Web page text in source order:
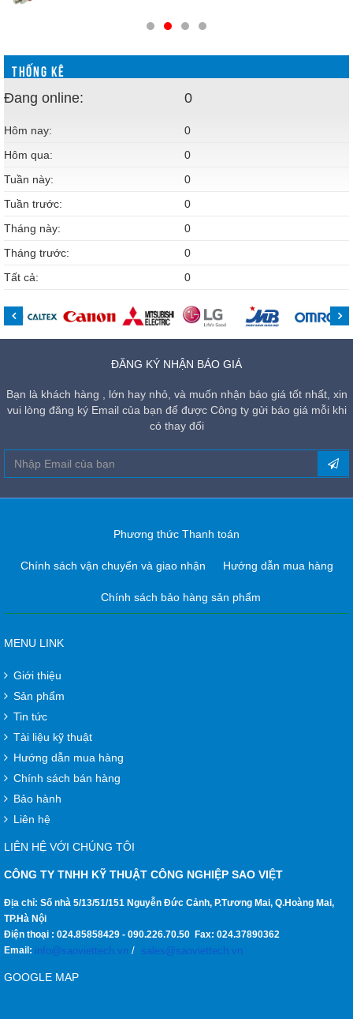
THỐNG KÊ
Đang online: 0
Hôm nay:
0
Hôm qua:
0
Tuần này:
0
Tuần trước:
0
Tháng này:
0
Tháng trước:
0
Tất cả:
0
ĐĂNG KÝ NHẬN BÁO GIÁ
Bạn là khách hàng , lớn hay nhỏ, và muốn nhận báo giá tốt nhất, xin
vui lòng đăng ký Email của bạn để được Công ty gửi báo giá mỗi khi
có thay đổi
Phương thức Thanh toán
Chính sách vận chuyển và giao nhận Hướng dẫn mua hàng
Chính sách bảo hàng sản phẩm
MENU LINK
Giới thiệu
Sản phẩm
Tin tức
Tài liệu kỹ thuật
Hướng dẫn mua hàng
Chính sách bán hàng
Bảo hành
Liên hệ
LIÊN HỆ VỚI CHÚNG TÔI
CÔNG TY TNHH KỸ THUẬT CÔNG NGHIỆP SAO VIỆT
Địa chỉ: Số nhà 5/13/51/151 Nguyễn Đức Cảnh, P.Tương Mai, Q.Hoàng Mai,
TP.Hà Nội
Điện thoại : 024.85858429 - 090.226.70.50 Fax: 024.37890362
Email: info@saoviettech.vn / sales@saoviettech.vn
GOOGLE MAP